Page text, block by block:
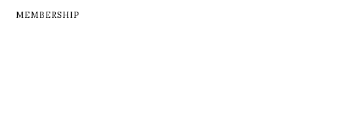
MEMBERSHIP